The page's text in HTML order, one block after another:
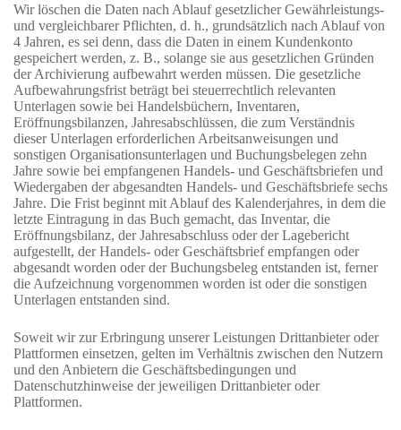
Wir löschen die Daten nach Ablauf gesetzlicher Gewährleistungs-
und vergleichbarer Pflichten, d. h., grundsätzlich nach Ablauf von
4 Jahren, es sei denn, dass die Daten in einem Kundenkonto
gespeichert werden, z. B., solange sie aus gesetzlichen Gründen
der Archivierung aufbewahrt werden müssen. Die gesetzliche
Aufbewahrungsfrist beträgt bei steuerrechtlich relevanten
Unterlagen sowie bei Handelsbüchern, Inventaren,
Eröffnungsbilanzen, Jahresabschlüssen, die zum Verständnis
dieser Unterlagen erforderlichen Arbeitsanweisungen und
sonstigen Organisationsunterlagen und Buchungsbelegen zehn
Jahre sowie bei empfangenen Handels- und Geschäftsbriefen und
Wiedergaben der abgesandten Handels- und Geschäftsbriefe sechs
Jahre. Die Frist beginnt mit Ablauf des Kalenderjahres, in dem die
letzte Eintragung in das Buch gemacht, das Inventar, die
Eröffnungsbilanz, der Jahresabschluss oder der Lagebericht
aufgestellt, der Handels- oder Geschäftsbrief empfangen oder
abgesandt worden oder der Buchungsbeleg entstanden ist, ferner
die Aufzeichnung vorgenommen worden ist oder die sonstigen
Unterlagen entstanden sind.
Soweit wir zur Erbringung unserer Leistungen Drittanbieter oder
Plattformen einsetzen, gelten im Verhältnis zwischen den Nutzern
und den Anbietern die Geschäftsbedingungen und
Datenschutzhinweise der jeweiligen Drittanbieter oder
Plattformen.